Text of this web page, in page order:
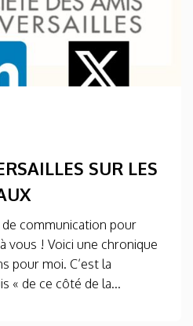
SUR LES
communication pour
vous ! Voici une chronique
pour moi. C’est la
« de ce côté de la...